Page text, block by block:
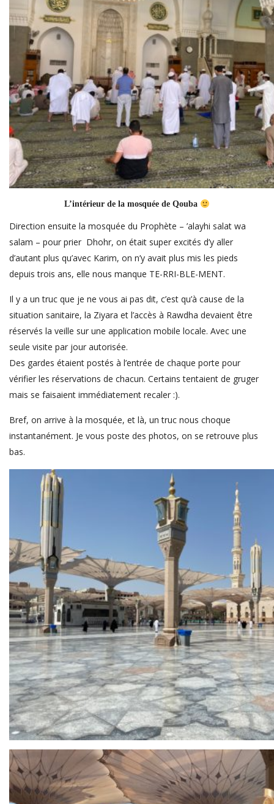
L’intérieur de la mosquée de Qouba
Direction ensuite la mosquée du Prophète – ’alayhi salat wa
salam – pour prier Dhohr, on était super excités d’y aller
d’autant plus qu’avec Karim, on n’y avait plus mis les pieds
depuis trois ans, elle nous manque TE-RRI-BLE-MENT.
Il y a un truc que je ne vous ai pas dit, c’est qu’à cause de la
situation sanitaire, la Ziyara et l’accès à Rawdha devaient être
réservés la veille sur une application mobile locale. Avec une
seule visite par jour autorisée.
Des gardes étaient postés à l’entrée de chaque porte pour
vérifier les réservations de chacun. Certains tentaient de gruger
mais se faisaient immédiatement recaler :).
Bref, on arrive à la mosquée, et là, un truc nous choque
instantanément. Je vous poste des photos, on se retrouve plus
bas.